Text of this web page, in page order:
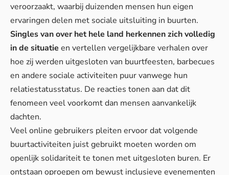
veroorzaakt, waarbij duizenden mensen hun eigen
ervaringen delen met sociale uitsluiting in buurten.
Singles van over het hele land herkennen zich volledig
in de situatie en vertellen vergelijkbare verhalen over
hoe zij werden uitgesloten van buurtfeesten, barbecues
en andere sociale activiteiten puur vanwege hun
relatiestatusstatus. De reacties tonen aan dat dit
fenomeen veel voorkomt dan mensen aanvankelijk
dachten.
Veel online gebruikers pleiten ervoor dat volgende
buurtactiviteiten juist gebruikt moeten worden om
openlijk solidariteit te tonen met uitgesloten buren. Er
ontstaan oproepen om bewust inclusieve evenementen